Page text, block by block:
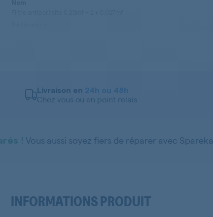
Livraison en 24h ou 48h
Chez vous ou en point relais
! Vous aussi soyez fiers de réparer avec Spareka
INFORMATIONS PRODUIT